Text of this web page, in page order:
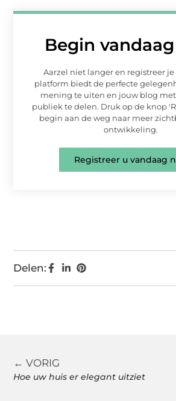
Begin
Aarzel niet langer en registreer je
platform biedt de perfecte
mening te uiten en jouw blog
publiek te delen. Druk op de knop
begin aan de weg naar meer
ontwikkeling.
Registreer u vandaag
Delen:
← VORIG
Hoe uw huis er elegant uitziet